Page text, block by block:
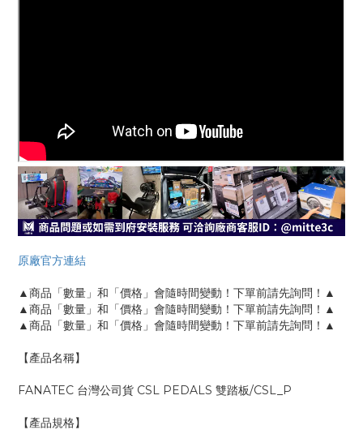
原廠官方連結
▲商品「數量」和「價格」會隨時間變動！下單前請先詢問！▲
▲商品「數量」和「價格」會隨時間變動！下單前請先詢問！▲
▲商品「數量」和「價格」會隨時間變動！下單前請先詢問！▲
【產品名稱】
FANATEC 台灣公司貨 CSL PEDALS 雙踏板/CSL_P
【產品規格】